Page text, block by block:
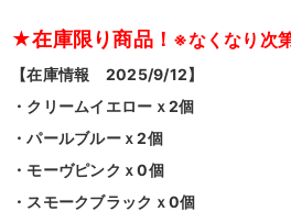
★在庫限り商品！ ※なくなり次
【在庫情報 2025/9/12】
・クリームイエローｘ2個
・パールブルーｘ2個
・モーヴピンクｘ0個
・スモークブラックｘ0個